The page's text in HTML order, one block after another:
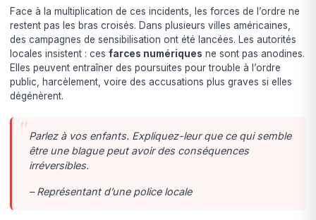
Face à la multiplication de ces incidents, les forces de l’ordre ne
restent pas les bras croisés. Dans plusieurs villes américaines,
des campagnes de sensibilisation ont été lancées. Les autorités
locales insistent : cesfarces numériques ne sont pas anodines.
Elles peuvent entraîner des poursuites pour trouble à l’ordre
public, harcèlement, voire des accusations plus graves si elles
dégénèrent.
Parlez à vos enfants. Expliquez-leur que ce qui semble
être une blague peut avoir des conséquences
irréversibles.
– Représentant d’une police locale